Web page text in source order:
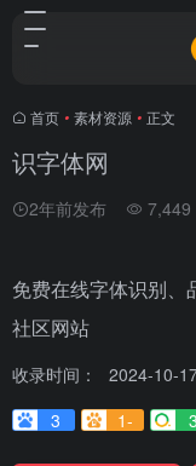
首页 • 素材资源 • 正文
识字体网
2年前发布 7,449
免费在线字体识别、
社区网站
收录时间：
2024-10-
3
1- 3